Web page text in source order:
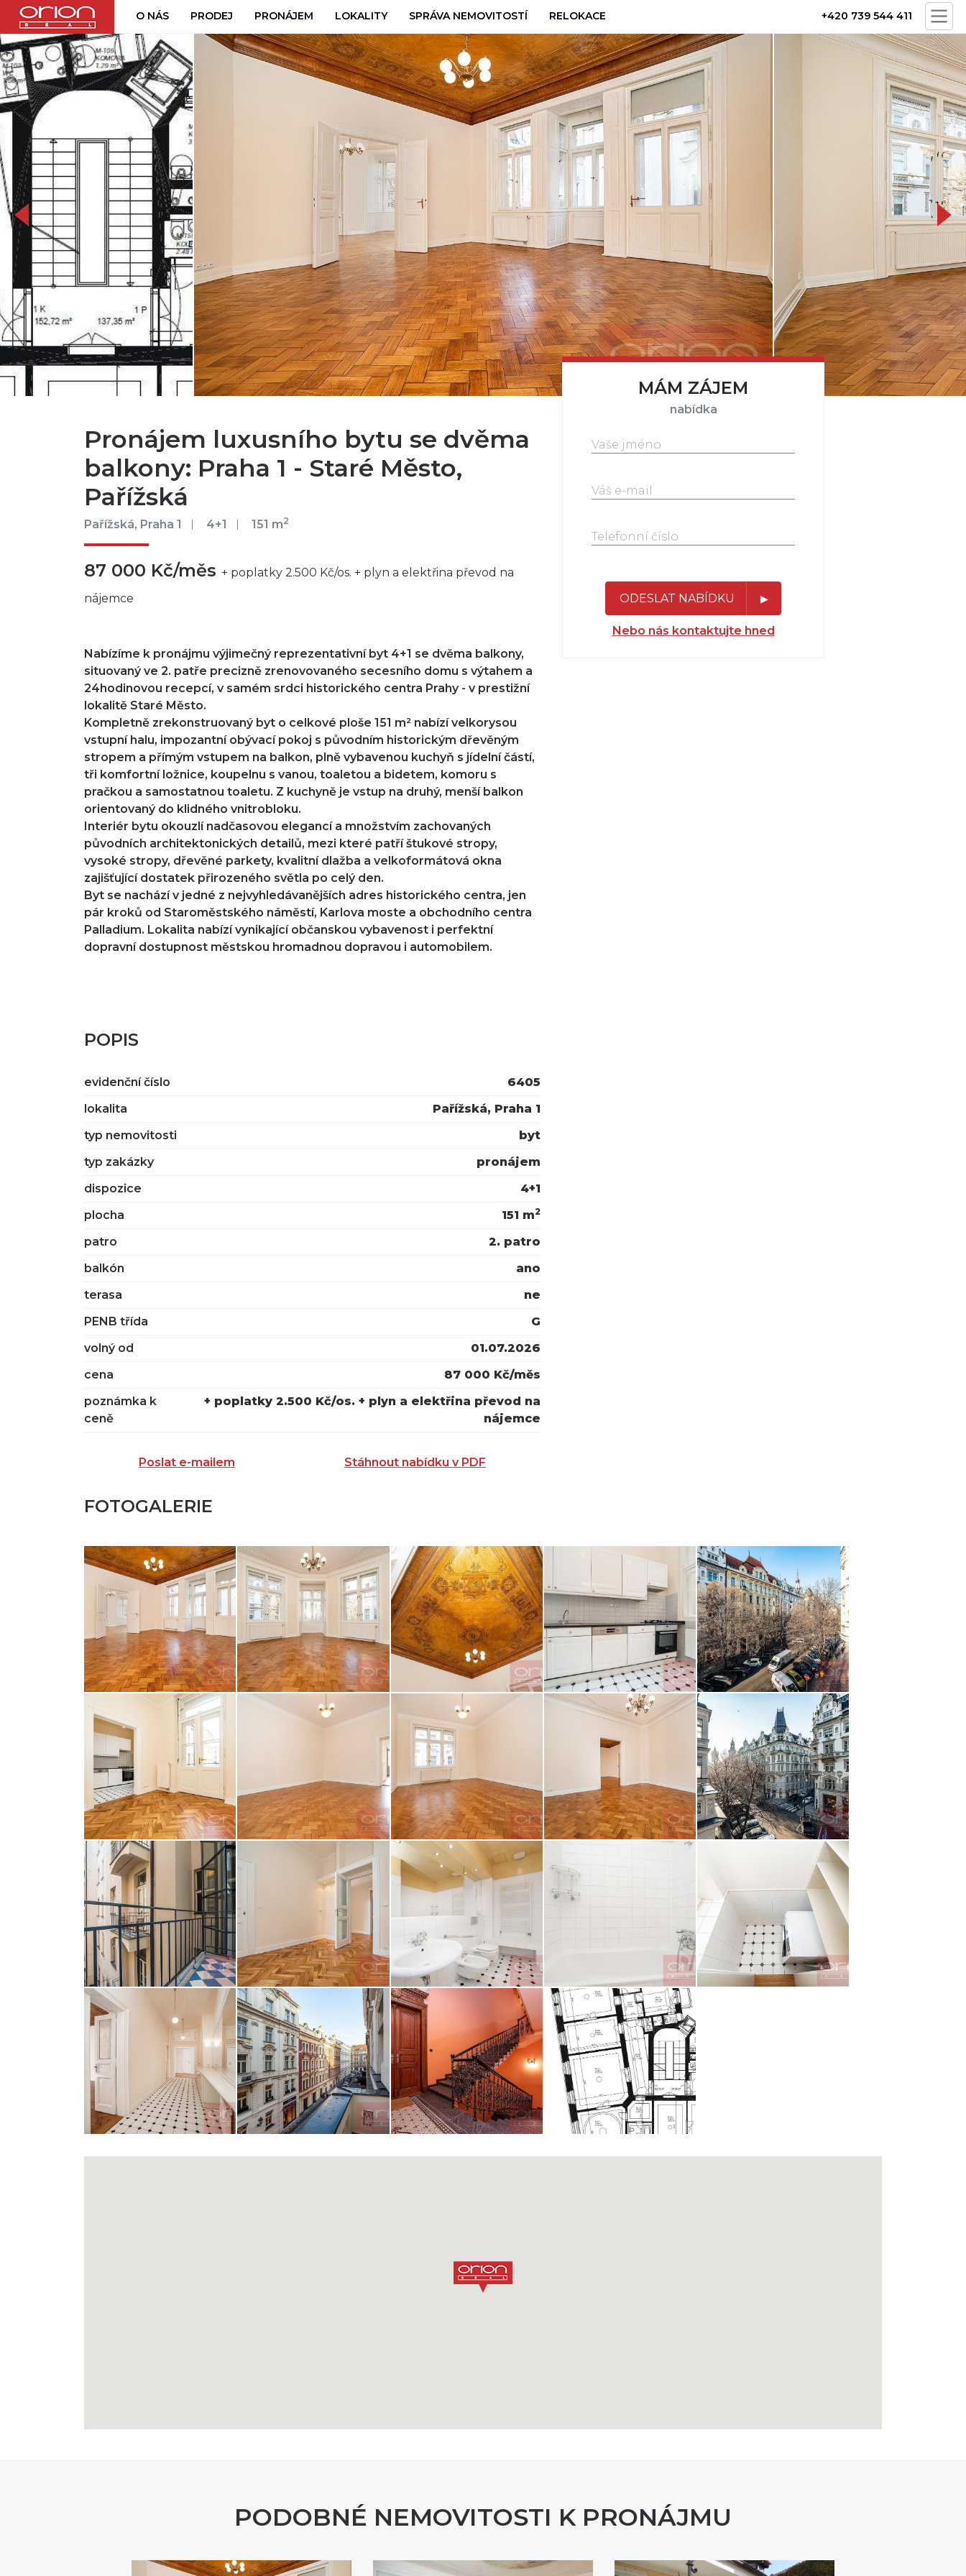
O NÁS PRODEJ PRONÁJEM LOKALITY SPRÁVA NEMOVITOSTÍ RELOKACE +420 739 544 411
Pronájem luxusního bytu se dvěma
balkony: Praha 1 - Staré Město,
Pařížská
Pařížská, Praha 1 4+1 151 m2
87 000 Kč/měs + poplatky 2.500 Kč/os. + plyn a elektřina převod na
nájemce
Nabízíme k pronájmu výjimečný reprezentativní byt 4+1 se dvěma balkony,
situovaný ve 2. patře precizně zrenovovaného secesního domu s výtahem a
24hodinovou recepcí, v samém srdci historického centra Prahy - v prestižní
lokalitě Staré Město.
Kompletně zrekonstruovaný byt o celkové ploše 151 m² nabízí velkorysou
vstupní halu, impozantní obývací pokoj s původním historickým dřevěným
stropem a přímým vstupem na balkon, plně vybavenou kuchyň s jídelní částí,
tři komfortní ložnice, koupelnu s vanou, toaletou a bidetem, komoru s
pračkou a samostatnou toaletu. Z kuchyně je vstup na druhý, menší balkon
orientovaný do klidného vnitrobloku.
Interiér bytu okouzlí nadčasovou elegancí a množstvím zachovaných
původních architektonických detailů, mezi které patří štukové stropy,
vysoké stropy, dřevěné parkety, kvalitní dlažba a velkoformátová okna
zajišťující dostatek přirozeného světla po celý den.
Byt se nachází v jedné z nejvyhledávanějších adres historického centra, jen
pár kroků od Staroměstského náměstí, Karlova moste a obchodního centra
Palladium. Lokalita nabízí vynikající občanskou vybavenost i perfektní
dopravní dostupnost městskou hromadnou dopravou i automobilem.
MÁM ZÁJEM
nabídka
ODESLAT NABÍDKU
Nebo nás kontaktujte hned
POPIS
evidenční číslo
6405
lokalita
Pařížská, Praha 1
typ nemovitosti
byt
typ zakázky
pronájem
dispozice
4+1
plocha
151 m2
patro
2. patro
balkón
ano
terasa
ne
PENB třída
G
volný od
01.07.2026
cena
87 000 Kč/měs
poznámka k
ceně
+ poplatky 2.500 Kč/os. + plyn a elektřina převod na
nájemce
Poslat e-mailem Stáhnout nabídku v PDF
opiš kód z obrázku
FOTOGALERIE
PODOBNÉ NEMOVITOSTI K PRONÁJMU